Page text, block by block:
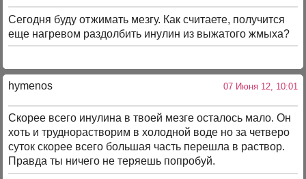
Сегодня буду отжимать мезгу. Как считаете, получится
еще нагревом раздолбить инулин из выжатого жмыха?
hymenos 07 Июня 12, 10:01
Скорее всего инулина в твоей мезге осталось мало. Он
хоть и труднорастворим в холодной воде но за четверо
суток скорее всего большая часть перешла в раствор.
Правда ты ничего не теряешь попробуй.